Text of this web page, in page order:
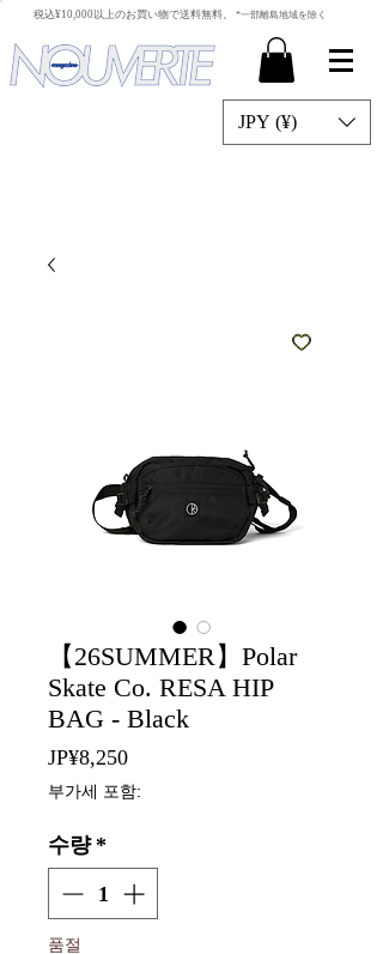
​税込¥10,000以上のお買い物で送料無料。 *一部離島地域を除く
JPY (¥)
【26SUMMER】Polar
Skate Co. RESA HIP
BAG - Black
JP¥8,250가
격
부가세 포함:
수량 *
품절